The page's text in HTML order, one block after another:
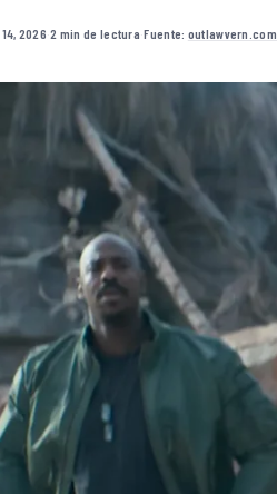
2026·2 min de lectura·Fuente: outlawvern.com